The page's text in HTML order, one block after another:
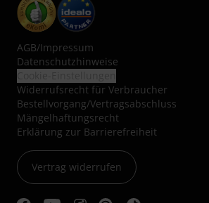
AGB/Impressum
Datenschutzhinweise
Widerrufsrecht für Verbraucher
Bestellvorgang/Vertragsabschluss
Mängelhaftungsrecht
Erklärung zur Barrierefreiheit
Vertrag widerrufen